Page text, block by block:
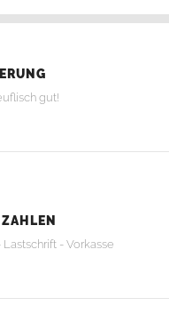
gut!
- Vorkasse